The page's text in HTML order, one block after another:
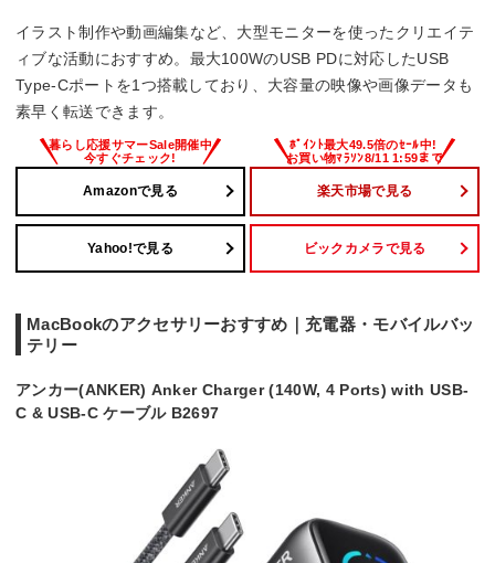
イラスト制作や動画編集など、大型モニターを使ったクリエイテ
ィブな活動におすすめ。最大100WのUSB PDに対応したUSB
Type-Cポートを1つ搭載しており、大容量の映像や画像データも
素早く転送できます。
Amazonで見る 楽天市場で見る
Yahoo!で見る ビックカメラで見る
MacBookのアクセサリーおすすめ｜充電器・モバイルバッ
テリー
アンカー(ANKER) Anker Charger (140W, 4 Ports) with USB-
C & USB-C ケーブル B2697